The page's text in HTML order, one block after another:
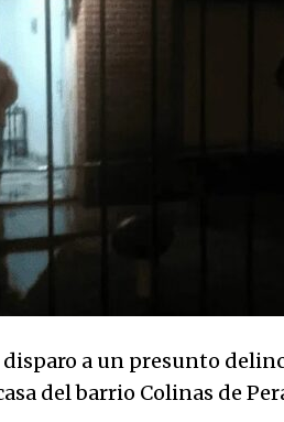
a un presunto
del barrio Colinas de